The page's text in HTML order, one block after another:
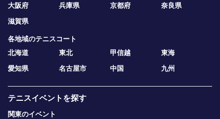
大阪府
兵庫県 京都府
奈良県
滋賀県
各地域のテニスコート
北海道
東北 甲信越
東海
愛知県
名古屋市 中国 九州
テニスイベントを探す
関東のイベント